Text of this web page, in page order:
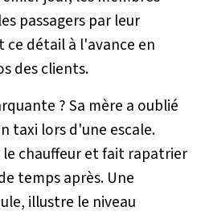
passagers par leur
ce détail à l'avance en
des clients.
? Sa mère a oublié
taxi lors d'une escale.
le chauffeur et fait rapatrier
temps après. Une
illustre le niveau